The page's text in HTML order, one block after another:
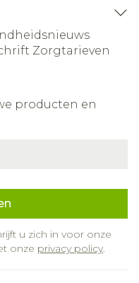
Zorgtarieven
producten en
u zich in voor onze
onze privacy policy.